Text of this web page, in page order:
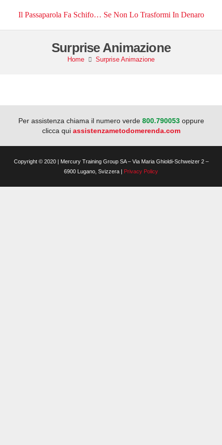
Il Passaparola Fa Schifo… Se Non Lo Trasformi In Denaro
Surprise Animazione
Home Surprise Animazione
Per assistenza chiama il numero verde 800.790053 oppure
clicca qui assistenzametodomerenda.com
Copyright © 2020 | Mercury Training Group SA – Via Maria Ghioldi-Schweizer 2 –
6900 Lugano, Svizzera | Privacy Policy